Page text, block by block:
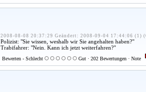
2008-08-08 20:37:29 Geändert: 2008-09-04 17:44:06 (1)
Polizist: "Sie wissen, weshalb wir Sie angehalten haben?"
Trabifahrer: "Nein. Kann ich jetzt weiterfahren?"
Bewerten - Schlecht Gut · 202 Bewertungen · Note